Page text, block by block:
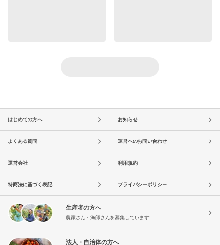
はじめての方へ お知らせ
よくある質問 運営へのお問い合わせ
運営会社 利用規約
特商法に基づく表記 プライバシーポリシー
生産者の方へ
農家さん・漁師さんを募集しています!
法人・自治体の方へ